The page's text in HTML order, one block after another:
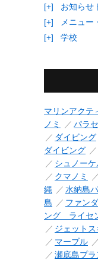
[+]
お知らせ
[+]
メニュー
[+]
学校
マリンアクテ
ノミ
パラ
ダイビング
ダイビング
シュノーケ
クマノミ
縄
水納島
島
ファン
ング ライセ
ジェットス
マーブル
瀬底島プラ